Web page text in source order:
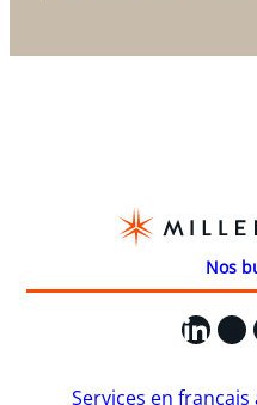
Nos
X
Services en français